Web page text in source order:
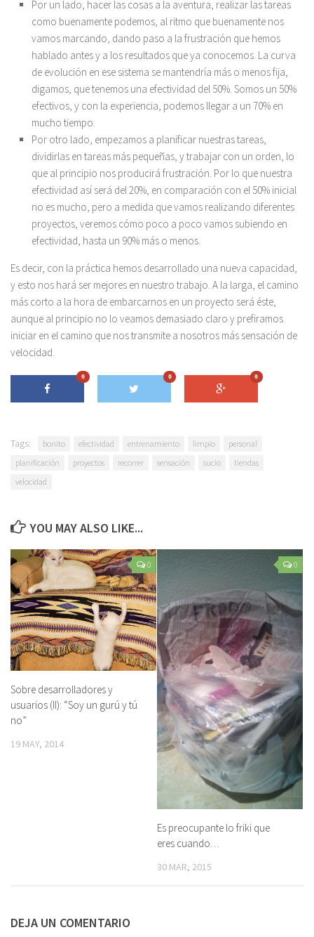
Por un lado, hacer las cosas a la aventura, realizar las tareas
como buenamente podemos, al ritmo que buenamente nos
vamos marcando, dando paso a la frustración que hemos
hablado antes y a los resultados que ya conocemos. La curva
de evolución en ese sistema se mantendría más o menos fija,
digamos, que tenemos una efectividad del 50%. Somos un 50%
efectivos, y con la experiencia, podemos llegar a un 70% en
mucho tiempo.
Por otro lado, empezamos a planificar nuestras tareas,
dividirlas en tareas más pequeñas, y trabajar con un orden, lo
que al principio nos producirá frustración. Por lo que nuestra
efectividad así será del 20%, en comparación con el 50% inicial
no es mucho, pero a medida que vamos realizando diferentes
proyectos, veremos cómo poco a poco vamos subiendo en
efectividad, hasta un 90% más o menos.
Es decir, con la práctica hemos desarrollado una nueva capacidad,
y esto nos hará ser mejores en nuestro trabajo. A la larga, el camino
más corto a la hora de embarcarnos en un proyecto será éste,
aunque al principio no lo veamos demasiado claro y prefiramos
iniciar en el camino que nos transmite a nosotros más sensación de
velocidad.
0 0 0
Tags: bonito efectividad entrenamiento limpio
personal
planificación
proyectos recorrer sensación sucio
tiendas
velocidad
YOU MAY ALSO LIKE...
0
Sobre desarrolladores y
usuarios (II): “Soy un gurú y tú
no”
19 MAY, 2014
0
Es preocupante lo friki que
eres cuando…
30 MAR, 2015
DEJA UN COMENTARIO